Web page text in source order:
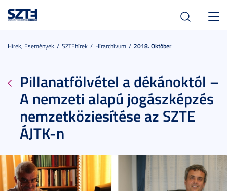
Hírek, Események SZTEhírek Hírarchívum 2018. Október
Pillanatfölvétel a dékánoktól –
A nemzeti alapú jogászképzés
nemzetköziesítése az SZTE
ÁJTK-n